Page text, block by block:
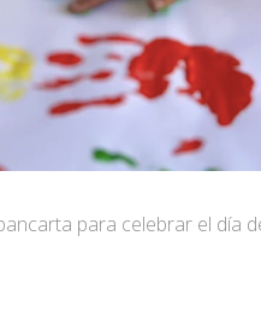
para celebrar el día